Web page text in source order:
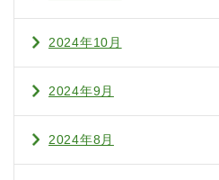
2024年10月
2024年9月
2024年8月